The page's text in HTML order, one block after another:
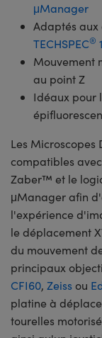
μManager
Adaptés aux
TECHSPEC®
Mouvement
au point Z
Idéaux pour
Les Microscopes
compatibles
Zaber™ et le
μManager afin
l'expérience
le déplacement
du mouvement
principaux
CFI60, Zeiss ou
platine à
tourelles